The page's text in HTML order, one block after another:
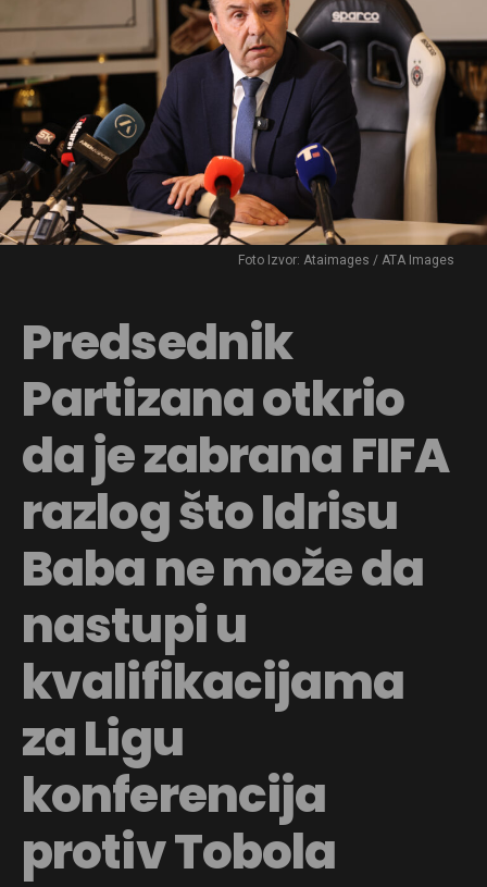
Foto Izvor: Ataimages / ATA Images
Predsednik
Partizana otkrio
da je zabrana FIFA
razlog što Idrisu
Baba ne može da
nastupi u
kvalifikacijama
za Ligu
konferencija
protiv Tobola